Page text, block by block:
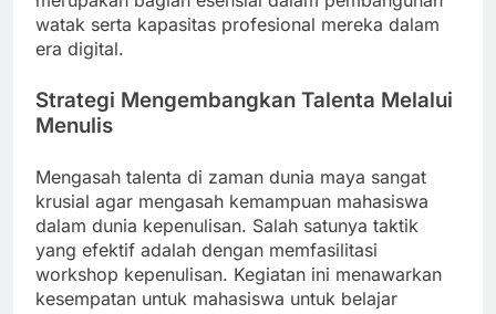
watak serta kapasitas profesional mereka dalam
era digital.
Strategi Mengembangkan Talenta Melalui
Menulis
Mengasah talenta di zaman dunia maya sangat
krusial agar mengasah kemampuan mahasiswa
dalam dunia kepenulisan. Salah satunya taktik
yang efektif adalah dengan memfasilitasi
workshop kepenulisan. Kegiatan ini menawarkan
kesempatan untuk mahasiswa untuk belajar